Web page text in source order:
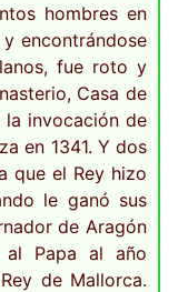
hombres en
encontrándose
fue roto y
Casa de
invocación de
en 1341. Y dos
que el Rey hizo
le ganó sus
de Aragón
Papa al año
de Mallorca.